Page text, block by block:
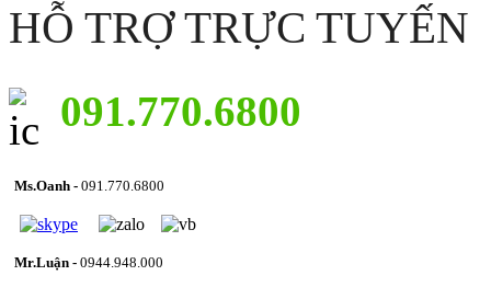
HỖ TRỢ TRỰC TUYẾN
091.770.6800
Ms.Oanh - 091.770.6800
Mr.Luận - 0944.948.000